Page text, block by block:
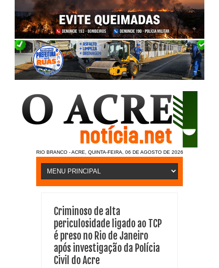
RIO BRANCO - ACRE, QUINTA-FEIRA, 06 DE AGOSTO DE 2026
Criminoso de alta
periculosidade ligado ao TCP
é preso no Rio de Janeiro
após investigação da Polícia
Civil do Acre